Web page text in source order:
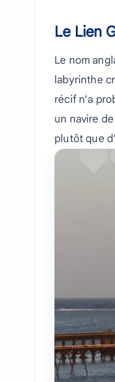
Le Lien
Le nom
labyrinthe
récif n’a
un navire
plutôt que